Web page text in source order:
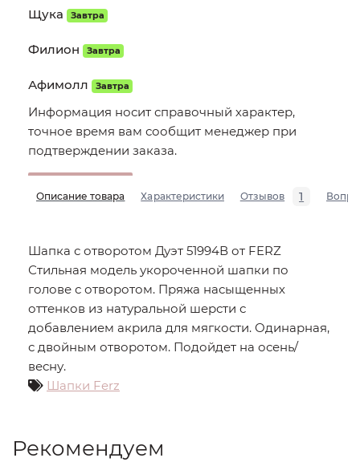
Щука
Завтра
Филион Завтра
Афимолл Завтра
Информация носит справочный характер,
точное время вам сообщит менеджер при
подтверждении заказа.
Описание товара Характеристики Отзывов 1
Шапка с отворотом Дуэт 51994В от FERZ
Стильная модель укороченной шапки по
голове с отворотом. Пряжа насыщенных
оттенков из натуральной шерсти с
добавлением акрила для мягкости. Одинарная,
с двойным отворотом. Подойдет на осень/
весну.
Шапки Ferz
Рекомендуем